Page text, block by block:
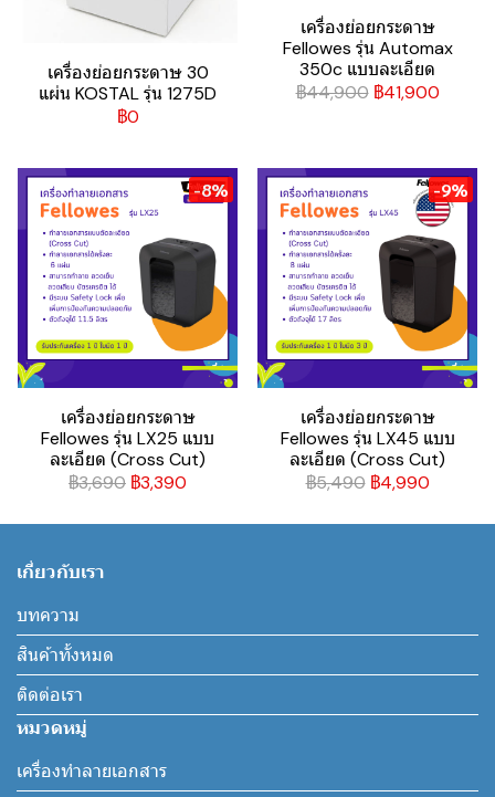
เครื่องย่อยกระดาษ 30
แผ่น KOSTAL รุ่น 1275D
฿0
เครื่องย่อยกระดาษ
Fellowes รุ่น Automax
350c แบบละเอียด
฿44,900 ฿41,900
-8%
เครื่องย่อยกระดาษ
Fellowes รุ่น LX25 แบบ
ละเอียด (Cross Cut)
฿3,690 ฿3,390
-9%
เครื่องย่อยกระดาษ
Fellowes รุ่น LX45 แบบ
ละเอียด (Cross Cut)
฿5,490 ฿4,990
เกี่ยวกับเรา
บทความ
สินค้าทั้งหมด
ติดต่อเรา
หมวดหมู่
เครื่องทำลายเอกสาร